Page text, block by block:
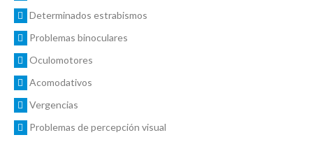
Determinados estrabismos
Problemas binoculares
Oculomotores
Acomodativos
Vergencias
Problemas de percepción visual